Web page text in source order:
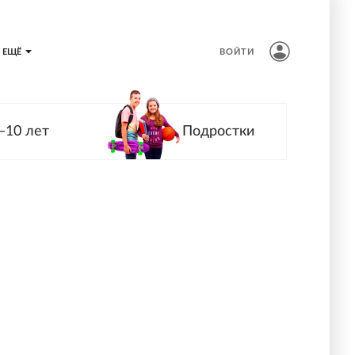
ЕЩЁ ВОЙТИ
лет Подростки